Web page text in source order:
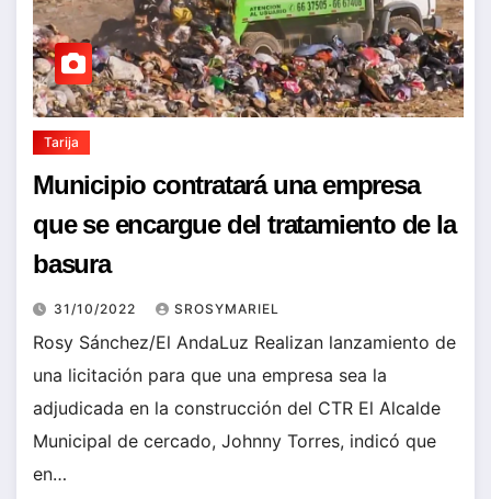
Tarija
Municipio contratará una empresa
que se encargue del tratamiento de la
basura
31/10/2022 SROSYMARIEL
Rosy Sánchez/El AndaLuz Realizan lanzamiento de
una licitación para que una empresa sea la
adjudicada en la construcción del CTR El Alcalde
Municipal de cercado, Johnny Torres, indicó que
en…